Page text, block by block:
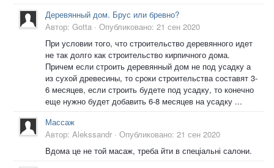
Деревянный дом. Брус или бревно?
Автор: Gotta · Опубликовано: 21 сен 2020
При условии того, что строительство деревянного идет
не так долго как строительство кирпичного дома.
Причем если строить деревянный дом не под усадку а
из сухой древесины, то сроки строительства составят 3-
6 месяцев, если строить будете под усадку, то конечно
еще нужно будет добавить 6-8 месяцев на усадку ...
Массаж
Автор: Alekssandr · Опубликовано: 21 сен 2020
Вдома це не той масаж, треба йти в спеціальні салони.